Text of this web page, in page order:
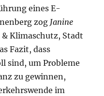
eines E-
zog Janine
Klimaschutz, Stadt
Fazit, dass
sind, um Probleme
zu gewinnen,
im